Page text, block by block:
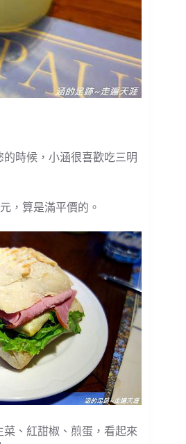
時候，小涵很喜歡吃三明
，算是滿平價的。
、紅甜椒、煎蛋，看起來